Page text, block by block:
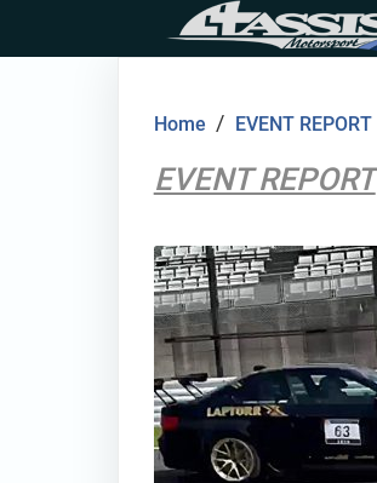
Home / EVENT REPORT
EVENT REPORT
thumbnail